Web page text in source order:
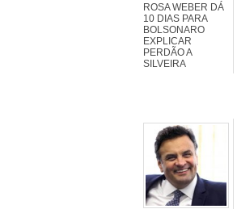
ROSA WEBER DÁ
10 DIAS PARA
BOLSONARO
EXPLICAR
PERDÃO A
SILVEIRA